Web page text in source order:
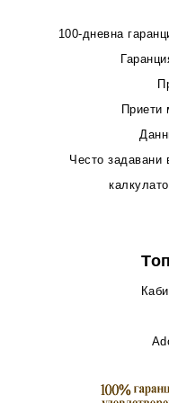
100-дневна
Приети
Често задавани